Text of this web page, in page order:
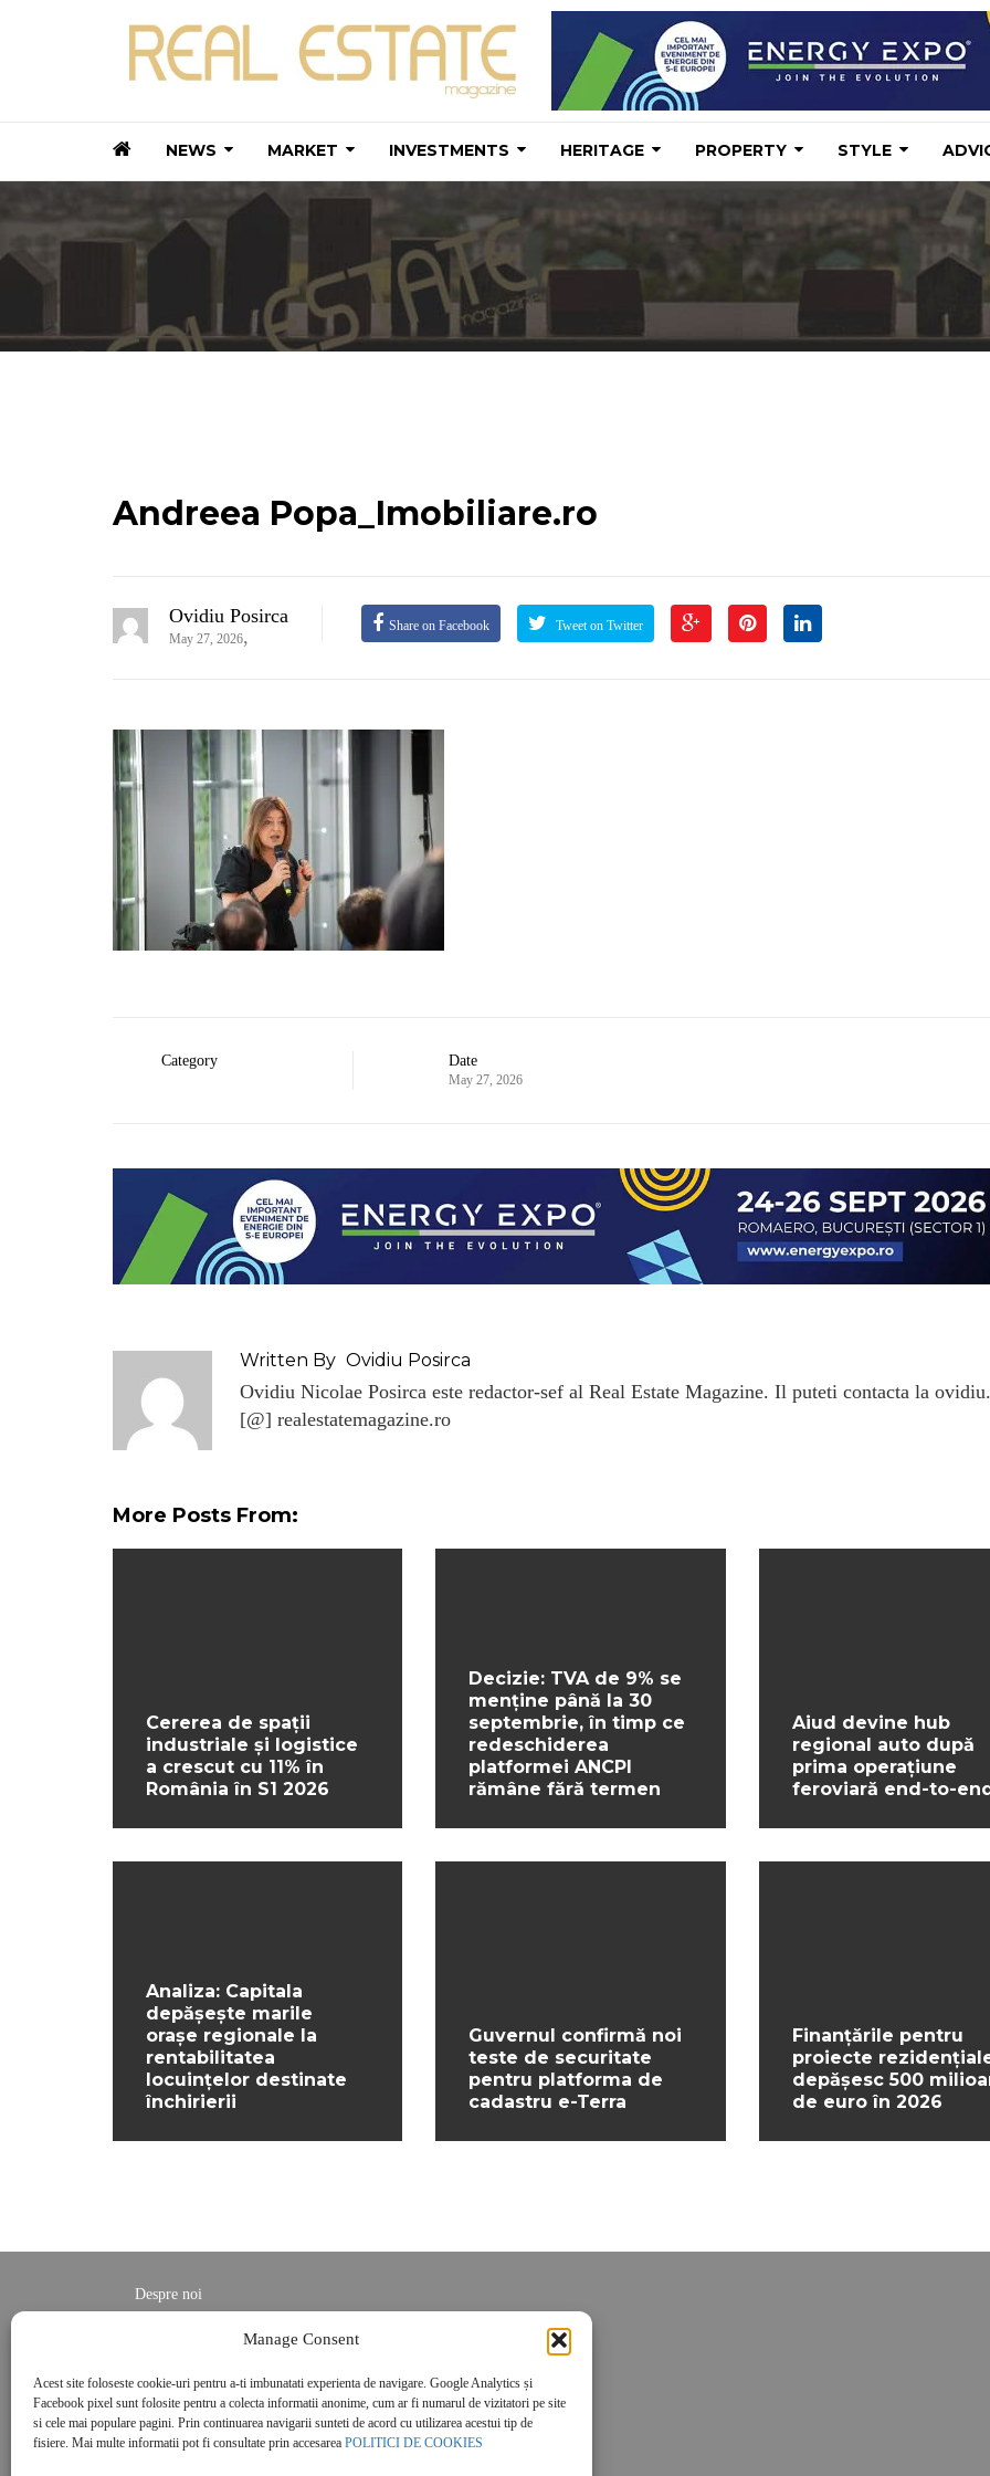
Manage Consent
Acest site foloseste cookie-uri pentru a-ti imbunatati experienta de navigare. Google Analytics și
Facebook pixel sunt folosite pentru a colecta informatii anonime, cum ar fi numarul de vizitatori pe site
si cele mai populare pagini. Prin continuarea navigarii sunteti de acord cu utilizarea acestui tip de
fisiere. Mai multe informatii pot fi consultate prin accesarea POLITICI DE COOKIES
NEWS MARKET INVESTMENTS HERITAGE PROPERTY STYLE
Andreea Popa_Imobiliare.ro
Ovidiu Posirca
May 27, 2026, Share on Facebook Tweet on Twitter
Category Date
May 27, 2026
Written By Ovidiu Posirca
Ovidiu Nicolae Posirca este redactor-sef al Real Estate Magazine. Il puteti contacta la
[@] realestatemagazine.ro
More Posts From:
Cererea de spații
industriale și logistice
a crescut cu 11% în
România în S1 2026
Decizie: TVA de 9% se
menține până la 30
septembrie, în timp ce
redeschiderea
platformei ANCPI
rămâne fără termen
Aiud devine hub
regional auto după
prima operațiune
feroviară end-to-
Analiza: Capitala
depășește marile
orașe regionale la
rentabilitatea
locuințelor destinate
închirierii
Guvernul confirmă noi
teste de securitate
pentru platforma de
cadastru e-Terra
Finanțările pentru
proiecte
depășesc 500
de euro în 2026
Despre noi
Politica de cookies